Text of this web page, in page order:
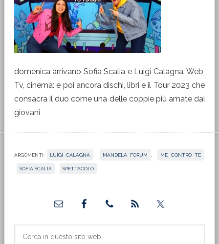
domenica arrivano Sofia Scalia e Luigi Calagna. Web,
Tv, cinema: e poi ancora dischi, libri e il Tour 2023 che
consacra il duo come una delle coppie più amate dai
giovani
ARGOMENTI: LUIGI CALAGNA MANDELA FORUM ME CONTRO TE
SOFIA SCALIA SPETTACOLO
primaria